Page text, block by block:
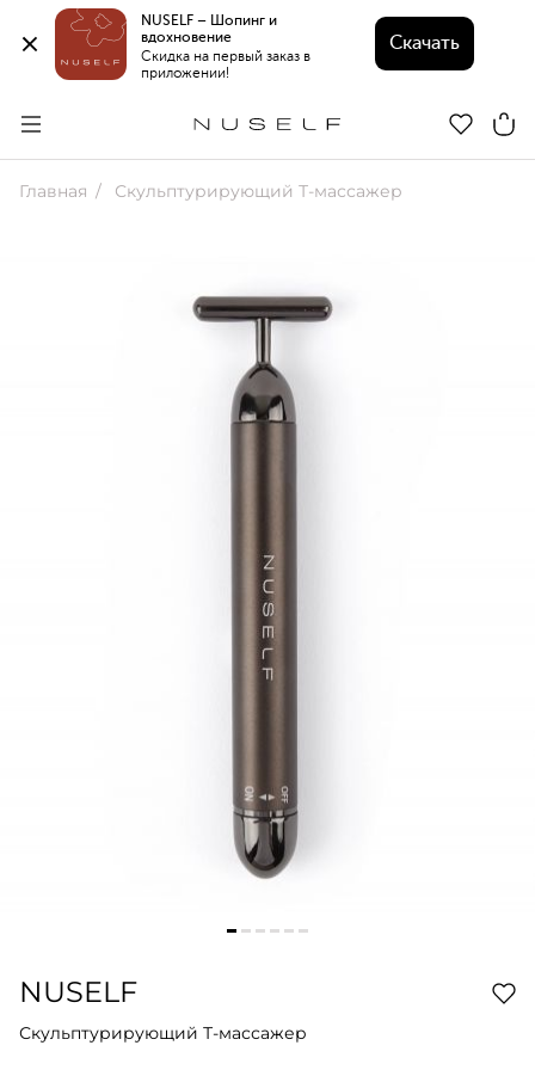
NUSELF – Шопинг и
вдохновение
Скидка на первый заказ в
приложении!
Скачать
Главная Скульптурирующий Т-массажер
NUSELF
Скульптурирующий Т-массажер